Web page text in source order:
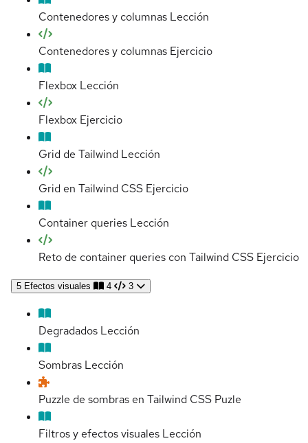
Contenedores y columnas Lección
Contenedores y columnas Ejercicio
Flexbox Lección
Flexbox Ejercicio
Grid de Tailwind Lección
Grid en Tailwind CSS Ejercicio
Container queries Lección
Reto de container queries con Tailwind CSS Ejercicio
5 Efectos visuales 4 3
Degradados Lección
Sombras Lección
Puzzle de sombras en Tailwind CSS Puzle
Filtros y efectos visuales Lección